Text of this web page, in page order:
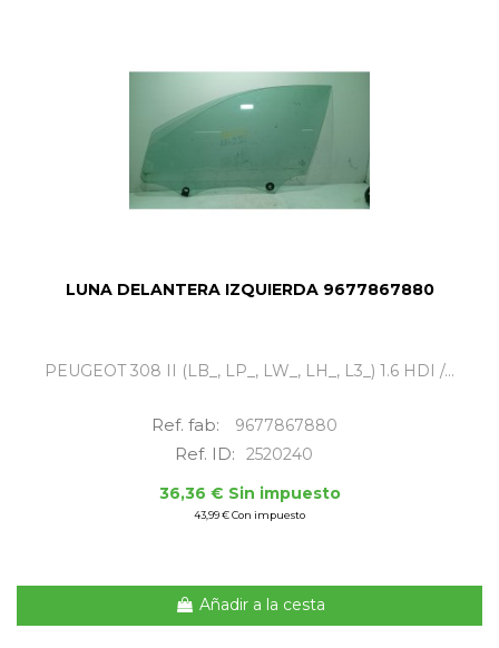
LUNA DELANTERA IZQUIERDA 9677867880
PEUGEOT 308 II (LB_, LP_, LW_, LH_, L3_) 1.6 HDI /...
Ref. fab: 9677867880
Ref. ID:
2520240
36,36 € Sin impuesto
43,99 € Con impuesto
Añadir a la cesta